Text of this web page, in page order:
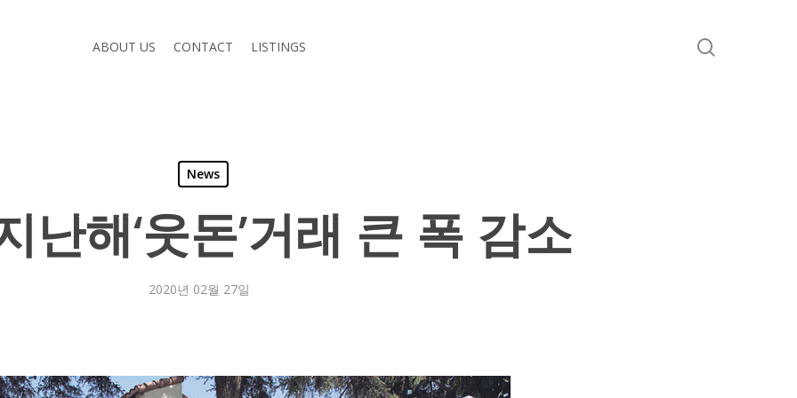
ABOUT US CONTACT LISTINGS
News
난해‘웃돈’거래 큰 폭 감소
2020년 02월 27일